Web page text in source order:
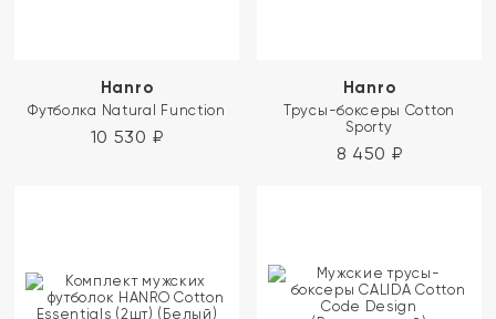
Hanro
Футболка Natural Function
10 530 ₽
Hanro
Трусы-боксеры Cotton
Sporty
8 450 ₽